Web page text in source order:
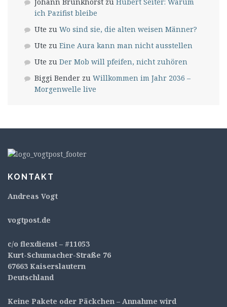
ich Pazifist bleibe
Ute zu Wo sind sie, die alten weisen Männer?
Ute zu Eine Aura kann man nicht ausstellen
Ute zu Der Mob will pfeifen, nicht zuhören
Biggi Bender zu Willkommen im Jahr 2036 –
Morgenwelle live
KONTAKT
Andreas Vogt
vogtpost.de
c/o flexdienst – #11053
Kurt-Schumacher-Straße 76
67663 Kaiserslautern
Deutschland
Keine Pakete oder Päckchen – Annahme wird